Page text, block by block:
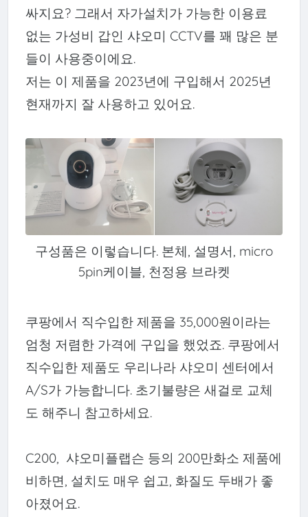
싸지요? 그래서 자가설치가 가능한 이용료
없는 가성비 갑인 샤오미 CCTV를 꽤 많은 분
들이 사용중이에요.
저는 이 제품을 2023년에 구입해서 2025년
현재까지 잘 사용하고 있어요.
구성품은 이렇습니다. 본체, 설명서, micro
5pin케이블, 천정용 브라켓
쿠팡에서 직수입한 제품을 35,000원이라는
엄청 저렴한 가격에 구입을 했었죠. 쿠팡에서
직수입한 제품도 우리나라 샤오미 센터에서
A/S가 가능합니다. 초기불량은 새걸로 교체
도 해주니 참고하세요.
C200, 샤오미플랩슨 등의 200만화소 제품에
비하면, 설치도 매우 쉽고, 화질도 두배가 좋
아졌어요.